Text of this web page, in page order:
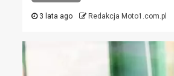
3 lata ago Redakcja Moto1.com.pl